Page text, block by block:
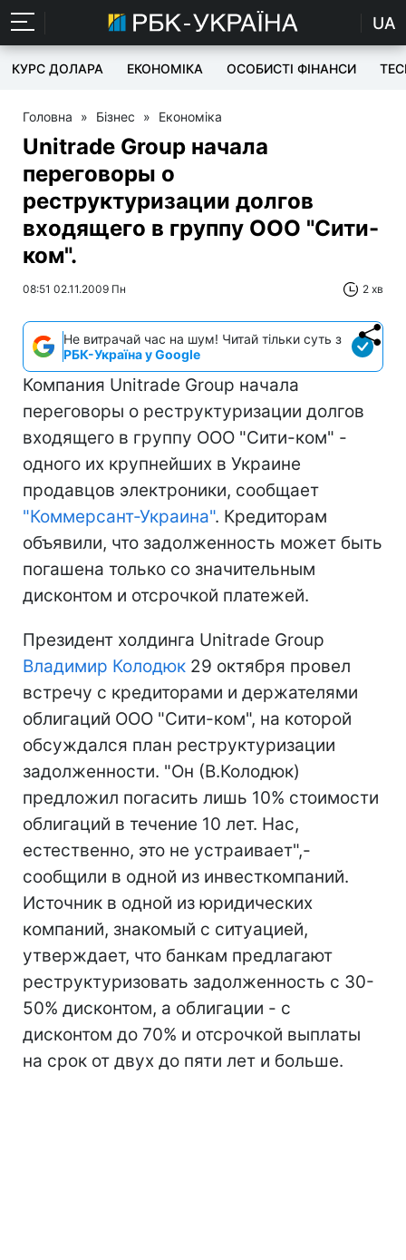
UA
КУРС ДОЛАРА ЕКОНОМІКА ОСОБИСТІ ФІНАНСИ
Головна » Бізнес » Економіка
Unitrade Group начала
переговоры о
реструктуризации долгов
входящего в группу ООО "Сити-
ком".
08:51 02.11.2009 Пн 2 хв
Не витрачай час на шум! Читай тільки суть з
РБК-Україна у Google
Компания Unitrade Group начала
переговоры о реструктуризации долгов
входящего в группу ООО "Сити-ком" -
одного их крупнейших в Украине
продавцов электроники, сообщает
"Коммерсант-Украина". Кредиторам
объявили, что задолженность может быть
погашена только со значительным
дисконтом и отсрочкой платежей.
Президент холдинга Unitrade Group
Владимир Колодюк 29 октября провел
встречу с кредиторами и держателями
облигаций ООО "Сити-ком", на которой
обсуждался план реструктуризации
задолженности. "Он (В.Колодюк)
предложил погасить лишь 10% стоимости
облигаций в течение 10 лет. Нас,
естественно, это не устраивает",-
сообщили в одной из инвесткомпаний.
Источник в одной из юридических
компаний, знакомый с ситуацией,
утверждает, что банкам предлагают
реструктуризовать задолженность с 30-
50% дисконтом, а облигации - с
дисконтом до 70% и отсрочкой выплаты
на срок от двух до пяти лет и больше.